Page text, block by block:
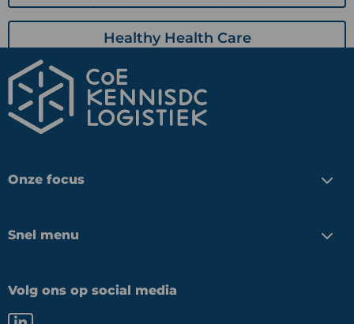
Healthy Health Care
Onze focus
Snel menu
Volg ons op social media